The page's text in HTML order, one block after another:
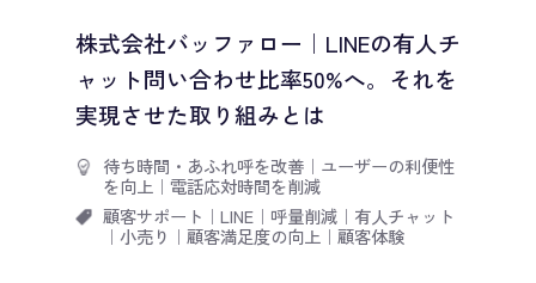
株式会社バッファロー｜LINEの有人チ
ャット問い合わせ比率50%へ。それを
実現させた取り組みとは
待ち時間・あふれ呼を改善｜ ユーザーの利便性
を向上 ｜ 電話応対時間を削減
顧客サポート ｜ LINE｜ 呼量削減｜ 有人チャット
｜ 小売り ｜ 顧客満足度の向上｜ 顧客体験